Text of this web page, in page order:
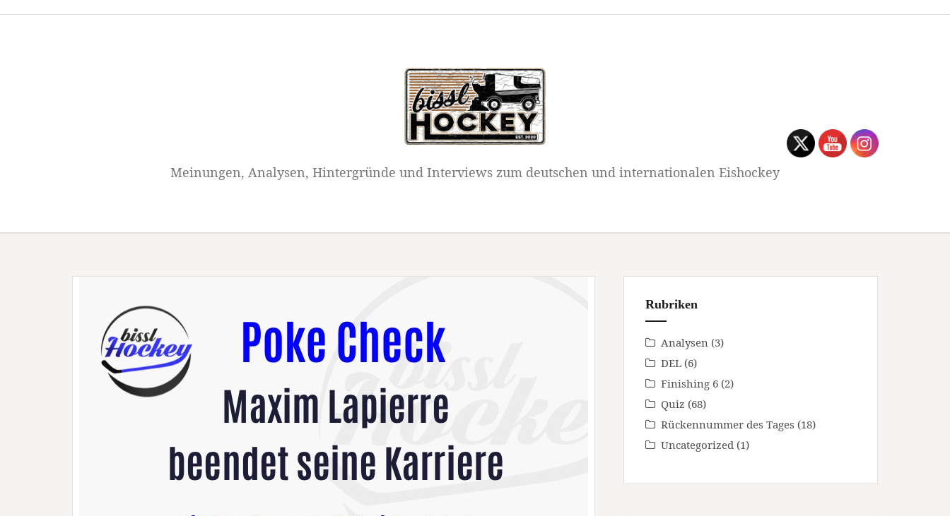
Meinungen, Analysen, Hintergründe und Interviews zum deutschen und internationalen Eishockey
Rubriken
Analysen (3)
DEL (6)
Finishing 6 (2)
Quiz (68)
Rückennummer des Tages (18)
Uncategorized (1)